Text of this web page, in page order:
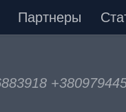
Партнеры